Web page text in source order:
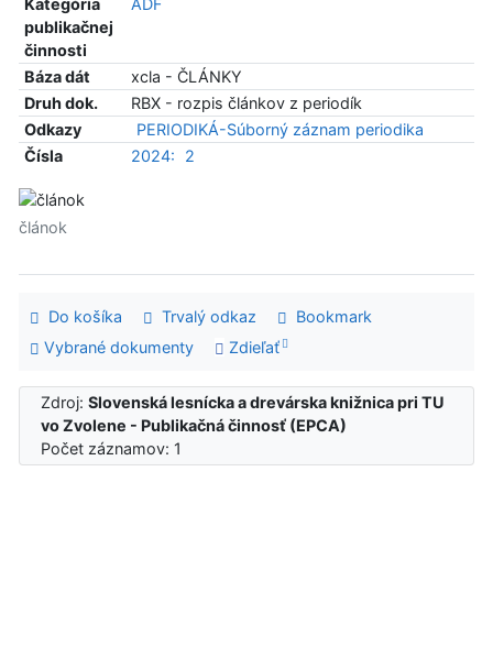
Kategória
publikačnej
činnosti
ADF
Báza dát
xcla - ČLÁNKY
Druh dok.
RBX - rozpis článkov z periodík
Odkazy
PERIODIKÁ-Súborný záznam periodika
Čísla
2024: 2
článok
Do košíka Trvalý odkaz
Bookmark
Vybrané dokumenty
Zdieľať
Zdroj:Slovenská lesnícka a drevárska knižnica pri TU
vo Zvolene - Publikačná činnosť (EPCA)
Počet záznamov: 1